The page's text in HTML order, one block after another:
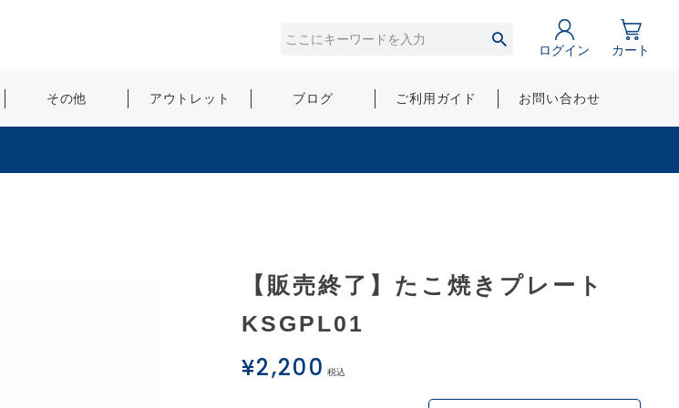
ログイン カート
その他 アウトレット ブログ ご利用ガイド お問い合わせ
【販売終了】たこ焼きプレート
KSGPL01
¥2,200 税込